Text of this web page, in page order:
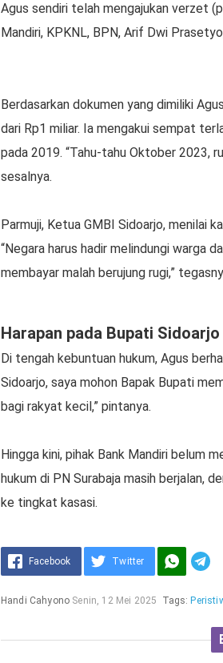
Agus sendiri telah mengajukan verzet
Mandiri, KPKNL, BPN, Arif Dwi
Berdasarkan dokumen yang dimiliki
dari Rp1 miliar. Ia mengakui sempat
pada 2019. “Tahu-tahu Oktober 2023,
sesalnya.
Parmuji, Ketua GMBI Sidoarjo, menilai
“Negara harus hadir melindungi warga
membayar malah berujung rugi,”
Harapan pada Bupati Sidoarjo
Di tengah kebuntuan hukum, Agus
Sidoarjo, saya mohon Bapak Bupati
bagi rakyat kecil,” pintanya.
Hingga kini, pihak Bank Mandiri belum
hukum di PN Surabaja masih berjalan,
ke tingkat kasasi.
Facebook Twitter
Handi Cahyono Senin, 12 Mei 2025 Tags: